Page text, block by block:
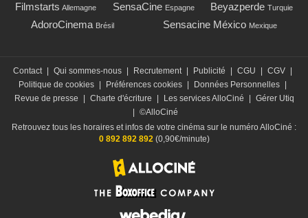
Filmstarts Allemagne SensaCine Espagne Beyazperde Turquie
AdoroCinema Brésil Sensacine México Mexique
Contact Qui sommes-nous Recrutement Publicité CGU CGV
Politique de cookies
Préférences cookies Données Personnelles
Revue de presse
Charte d'écriture Les services AlloCiné
Gérer Utiq
©AlloCiné
Retrouvez tous les horaires et infos de votre cinéma sur le numéro AlloCiné :
0 892 892 892(0,90€/minute)